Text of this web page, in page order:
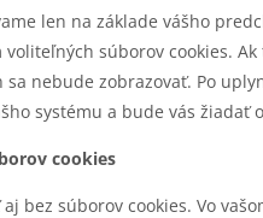
len na základe vášho
súborov cookies. Ak
nebude zobrazovať. Po
systému a bude vás žiadať
cookies
bez súborov cookies. Vo